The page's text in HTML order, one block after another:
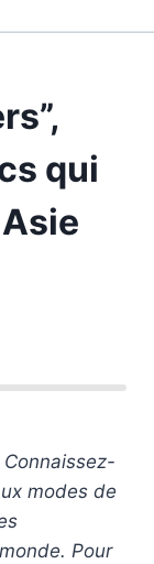
qui
Connaissez-
modes de
Pour